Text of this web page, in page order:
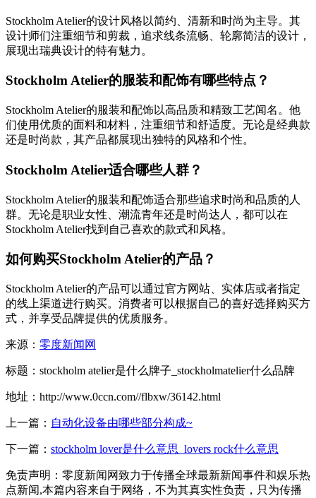
Stockholm Atelier的设计风格以简约、清新和时尚为主导。其
设计师们注重细节和剪裁，追求线条流畅、轮廓简洁的设计，
展现出瑞典设计的特有魅力。
Stockholm Atelier的服装和配饰有哪些特点？
Stockholm Atelier的服装和配饰以高品质和精致工艺闻名。他
们使用优质的面料和材料，注重细节和舒适度。无论是经典款
还是时尚款，其产品都展现出独特的风格和个性。
Stockholm Atelier适合哪些人群？
Stockholm Atelier的服装和配饰适合那些追求时尚和品质的人
群。无论是职业女性、潮流青年还是时尚达人，都可以在
Stockholm Atelier找到自己喜欢的款式和风格。
如何购买Stockholm Atelier的产品？
Stockholm Atelier的产品可以通过官方网站、实体店或者指定
的线上渠道进行购买。消费者可以根据自己的喜好选择购买方
式，并享受品牌提供的优质服务。
来源： 零度新闻网
标题：stockholm atelier是什么牌子_stockholmatelier什么品牌
地址：http://www.0ccn.com//flbxw/36142.html
上一篇： 自动化设备由哪些部分构成~
下一篇： stockholm lover是什么意思_lovers rock什么意思
免责声明：零度新闻网致力于传播全球最新新闻事件和娱乐热
点新闻,本篇内容来自于网络，不为其真实性负责，只为传播